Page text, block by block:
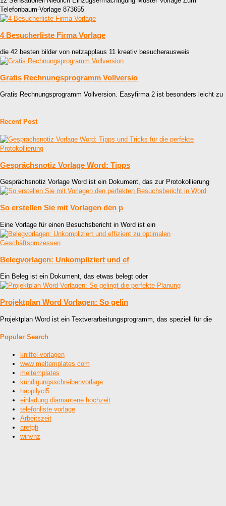
Telefonbaum-Vorlage 873655
4 Besucherliste Firma Vorlage
die 42 besten bilder von netzapplaus 11 kreativ besucherausweis
Gratis Rechnungsprogramm Vollversio
Gratis Rechnungsprogramm Vollversion. Easyfirma 2 ist besonders leicht zu
Recent Post
Gesprächsnotiz Vorlage Word: Tipps
Gesprächsnotiz Vorlage Word ist ein Dokument, das zur Protokollierung
So erstellen Sie mit Vorlagen den p
Eine Vorlage für einen Besuchsbericht in Word ist ein
Belegvorlagen: Unkompliziert und ef
Ein Beleg ist ein Dokument, das etwas belegt oder
Projektplan Word Vorlagen: So gelin
Projektplan Word ist ein Textverarbeitungsprogramm, das speziell für die
Popular Search
kniffel-vorlagen
www meltemplates com
meltemplates
kündigungsschreibenvorlage
happilycl5
einladung diamantene hochzeit
telefonliste vorlage
Arbeitszeit
arefgh
winvnz